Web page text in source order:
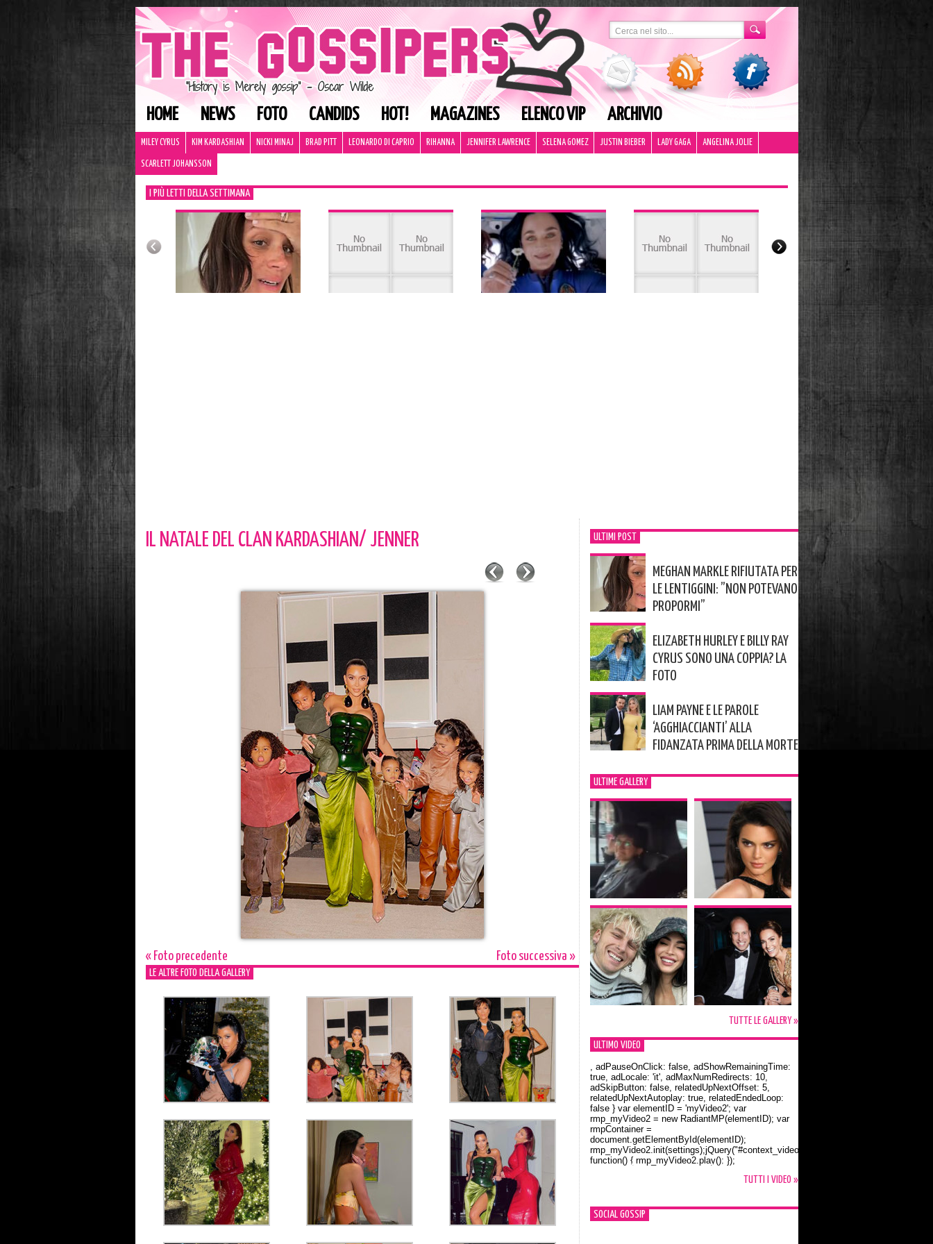
HOME NEWS FOTO CANDIDS HOT! MAGAZINES ELENCO VIP ARCHIVIO
MILEY CYRUS KIM KARDASHIAN NICKI MINAJ BRAD PITT LEONARDO DI CAPRIO RIHANNA JENNIFER LAWRENCE SELENA GOMEZ JUSTIN BIEBER LADY GAGA ANGELINA JOLIE
SCARLETT JOHANSSON
I PIÙ LETTI DELLA SETTIMANA
IL NATALE DEL CLAN KARDASHIAN/ JENNER
« Foto precedente Foto successiva »
LE ALTRE FOTO DELLA GALLERY
ULTIMI POST
MEGHAN MARKLE RIFIUTATA PER
LE LENTIGGINI: ”NON POTEVANO
PROPORMI”
ELIZABETH HURLEY E BILLY RAY
CYRUS SONO UNA COPPIA? LA
FOTO
LIAM PAYNE E LE PAROLE
‘AGGHIACCIANTI’ ALLA
FIDANZATA PRIMA DELLA MORTE
ULTIME GALLERY
TUTTE LE GALLERY »
ULTIMO VIDEO
Orlando Bloom e la t-shirt dedicata a Flynn
, adPauseOnClick: false, adShowRemainingTime:
true, adLocale: 'it', adMaxNumRedirects: 10,
adSkipButton: false, relatedUpNextOffset: 5,
relatedUpNextAutoplay: true, relatedEndedLoop:
false } var elementID = 'myVideo2'; var
rmp_myVideo2 = new RadiantMP(elementID); var
rmpContainer =
document.getElementById(elementID);
rmp_myVideo2.init(settings);jQuery("#context_video2").one("mouseover",
function() { rmp_myVideo2.play(); });
TUTTI I VIDEO »
SOCIAL GOSSIP